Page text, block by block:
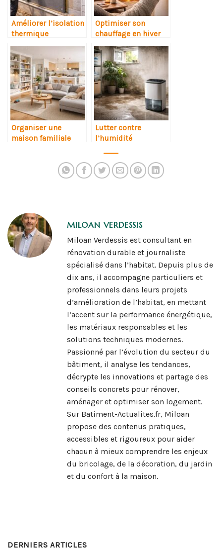
Améliorer l’isolation
thermique
Optimiser son
chauffage en hiver
Organiser une
maison familiale
Lutter contre
l’humidité
MILOAN VERDESSIS
Miloan Verdessis est consultant en
rénovation durable et journaliste
spécialisé dans l’habitat. Depuis plus de
dix ans, il accompagne particuliers et
professionnels dans leurs projets
d’amélioration de l’habitat, en mettant
l’accent sur la performance énergétique,
les matériaux responsables et les
solutions techniques modernes.
Passionné par l’évolution du secteur du
bâtiment, il analyse les tendances,
décrypte les innovations et partage des
conseils concrets pour rénover,
aménager et optimiser son logement.
Sur Batiment-Actualites.fr, Miloan
propose des contenus pratiques,
accessibles et rigoureux pour aider
chacun à mieux comprendre les enjeux
du bricolage, de la décoration, du jardin
et du confort à la maison.
DERNIERS ARTICLES